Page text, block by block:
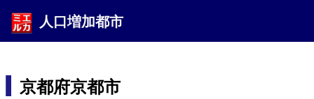
人口増加都市
京都府京都市